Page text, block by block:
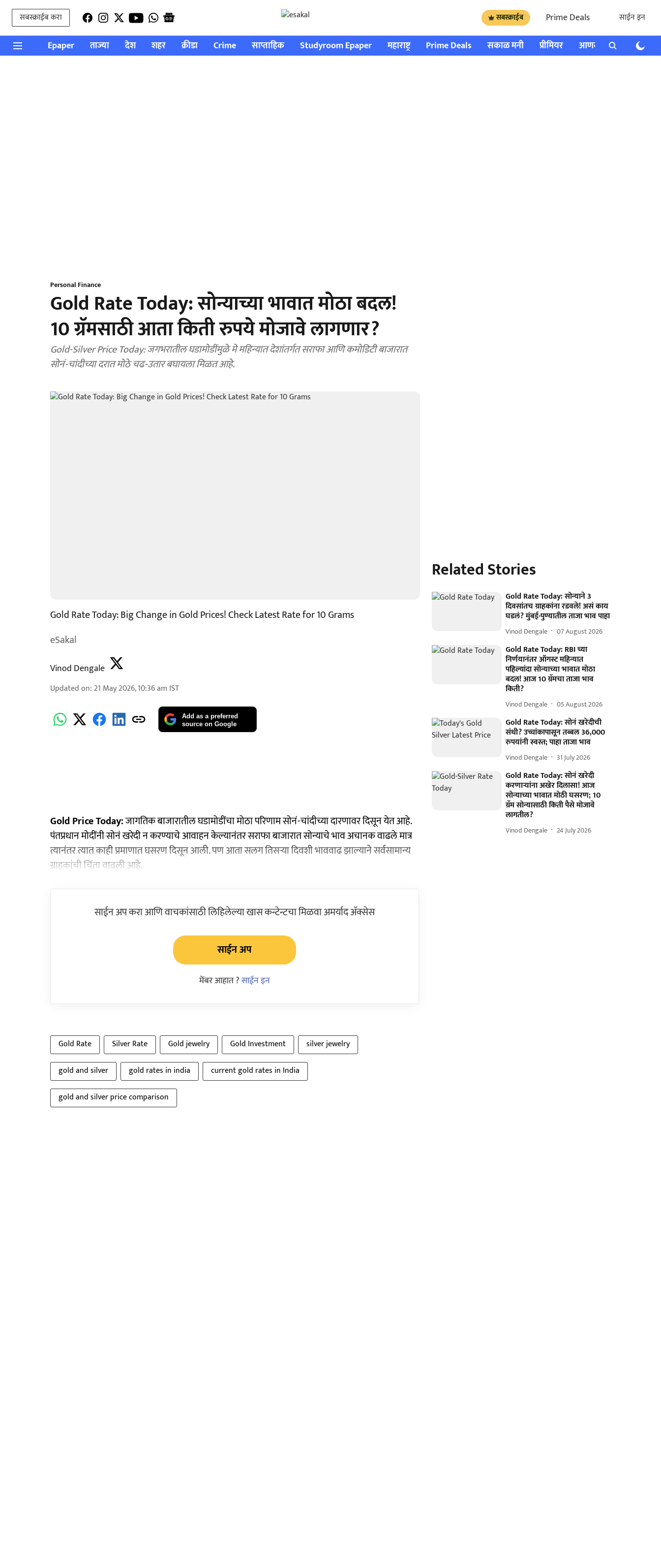
सबस्क्राईब करा सबस्क्राईब Prime Deals साईन इन
Epaper ताज्या देश शहर क्रीडा Crime साप्ताहिक Studyroom Epaper महाराष्ट्र Prime Deals सकाळ मनी प्रीमियर आणखी राशी भविष्य
Personal Finance
Gold Rate Today: सोन्याच्या भावात मोठा बदल!
10 ग्रॅमसाठी आता किती रुपये मोजावे लागणार?
Gold-Silver Price Today: जगभरातील घडामोडींमुळे मे महिन्यात देशांतर्गत सराफा आणि कमोडिटी बाजारात
सोनं-चांदीच्या दरात मोठे चढ-उतार बघायला मिळत आहे.
Gold Rate Today: Big Change in Gold Prices! Check Latest Rate for 10 Grams
eSakal
Vinod Dengale
Updated on: 21 May 2026, 10:36 am IST
Add as a preferred
source on Google
Gold Price Today:जागतिक बाजारातील घडामोडींचा मोठा परिणाम सोनं-चांदीच्या दारणावर दिसून येत आहे.
पंतप्रधान मोदींनी सोनं खरेदी न करण्याचे आवाहन केल्यानंतर सराफा बाजारात सोन्याचे भाव अचानक वाढले मात्र
त्यानंतर त्यात काही प्रमाणात घसरण दिसून आली. पण आता सलग तिसऱ्या दिवशी भाववाढ झाल्याने सर्वसामान्य
ग्राहकांची चिंता वाढली आहे.
साईन अप करा आणि वाचकांसाठी लिहिलेल्या खास कन्टेन्टचा मिळवा अमर्याद ॲक्सेस
साईन अप
मेंबर आहात ?साईन इन
Gold Rate Silver Rate Gold jewelry Gold Investment
silver jewelry
gold and silver
gold rates in india
current gold rates in India
gold and silver price comparison
Related Stories
Gold Rate Today: सोन्याने 3
दिवसांतच ग्राहकांना रडवले! असं काय
घडलं? मुंबई-पुण्यातील ताजा भाव पाहा
Vinod Dengale 07 August 2026
Gold Rate Today: RBI च्या
निर्णयानंतर ऑगस्ट महिन्यात
पहिल्यांदा सोन्याच्या भावात मोठा
बदल! आज 10 ग्रॅमचा ताजा भाव
किती?
Vinod Dengale 05 August 2026
Gold Rate Today: सोनं खरेदीची
संधी? उच्चांकापासून तब्बल 36,000
रुपयांनी स्वस्त; पाहा ताजा भाव
Vinod Dengale 31 July 2026
Gold Rate Today: सोनं खरेदी
करणाऱ्यांना अखेर दिलासा! आज
सोन्याच्या भावात मोठी घसरण; 10
ग्रॅम सोन्यासाठी किती पैसे मोजावे
लागतील?
Vinod Dengale 24 July 2026